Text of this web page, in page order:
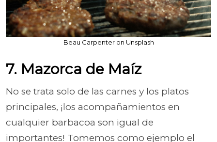
Beau Carpenter on Unsplash
7. Mazorca de Maíz
No se trata solo de las carnes y los platos
principales, ¡los acompañamientos en
cualquier barbacoa son igual de
importantes! Tomemos como ejemplo el